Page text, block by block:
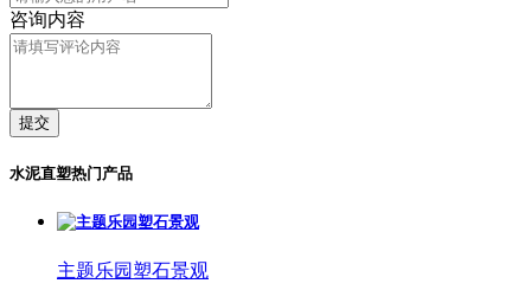
咨询内容
提交
水泥直塑热门产品
主题乐园塑石景观